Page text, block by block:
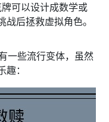
可以设计成数学或
后拯救虚拟角色。
一些流行变体，虽然
：